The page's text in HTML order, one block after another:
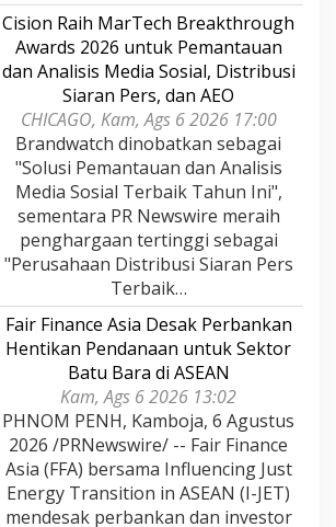
Cision Raih MarTech Breakthrough
Awards 2026 untuk Pemantauan
dan Analisis Media Sosial, Distribusi
Siaran Pers, dan AEO
CHICAGO, Kam, Ags 6 2026 17:00
Brandwatch dinobatkan sebagai
"Solusi Pemantauan dan Analisis
Media Sosial Terbaik Tahun Ini",
sementara PR Newswire meraih
penghargaan tertinggi sebagai
"Perusahaan Distribusi Siaran Pers
Terbaik…
Fair Finance Asia Desak Perbankan
Hentikan Pendanaan untuk Sektor
Batu Bara di ASEAN
Kam, Ags 6 2026 13:02
PHNOM PENH, Kamboja, 6 Agustus
2026 /PRNewswire/ -- Fair Finance
Asia (FFA) bersama Influencing Just
Energy Transition in ASEAN (I-JET)
mendesak perbankan dan investor